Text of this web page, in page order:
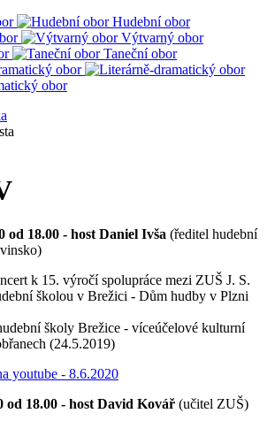
Hudební obor
Výtvarný obor
Taneční obor
obor
od 18.00 - host Daniel Ivša (ředitel hudební
k 15. výročí spolupráce mezi ZUŠ J. S.
školou v Brežici - Dům hudby v Plzni
školy Brežice - víceúčelové kulturní
(24.5.2019)
youtube - 8.6.2020
od 18.00 - host David Kovář (učitel ZUŠ)